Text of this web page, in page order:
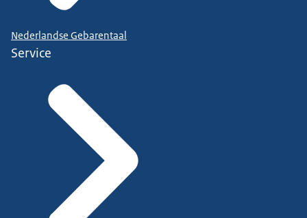
Nederlandse Gebarentaal
Service